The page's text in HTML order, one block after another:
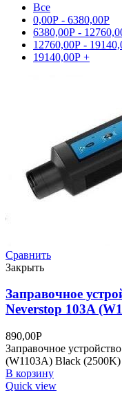
Все
0,00Р - 6380,00Р
6380,00Р -
12760,00Р -
19140,00Р +
Сравнить
Закрыть
Заправочное
Neverstop 103A
890,00Р
Заправочное
(W1103A) Black (2500K)
В корзину
Quick view